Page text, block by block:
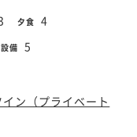
夕食 4
備 5
イン（プライベート